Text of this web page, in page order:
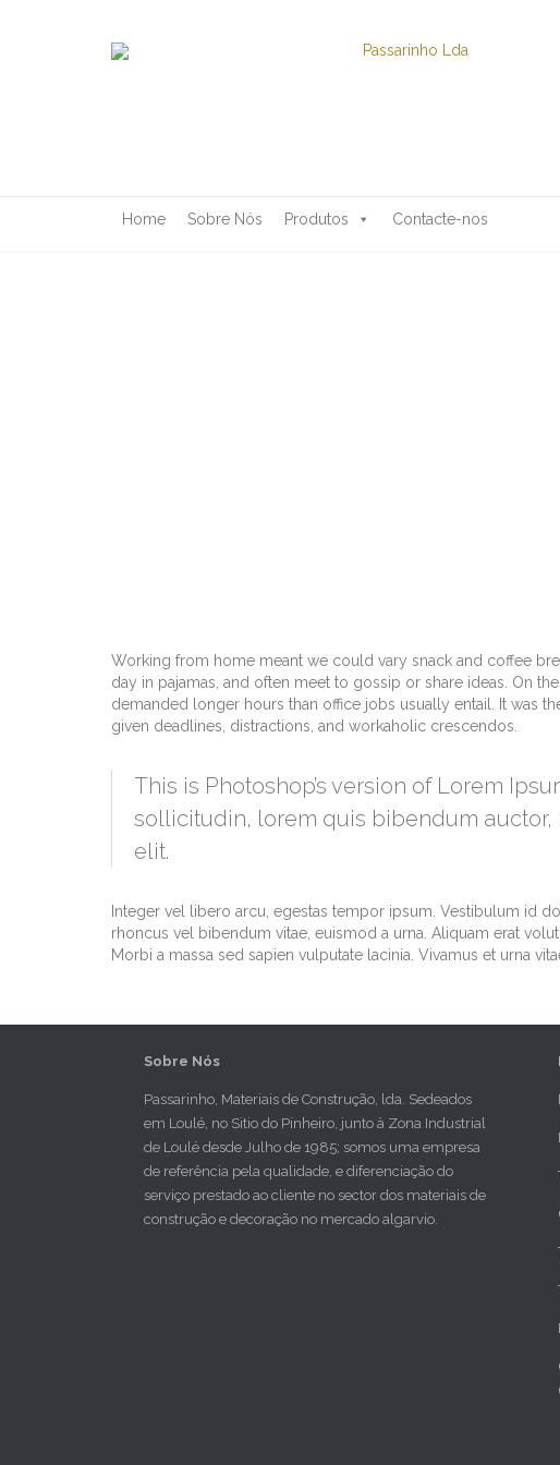
Home Sobre Nós Produtos Contacte-nos
Working from home meant we could vary snack and coffee
day in pajamas, and often meet to gossip or share ideas. On
demanded longer hours than office jobs usually entail. It was
given deadlines, distractions, and workaholic crescendos.
This is Photoshop’s version of Lorem
sollicitudin, lorem quis bibendum
elit.
Integer vel libero arcu, egestas tempor ipsum. Vestibulum id
rhoncus vel bibendum vitae, euismod a urna. Aliquam erat
Morbi a massa sed sapien vulputate lacinia. Vivamus et urna
Sobre Nós
Passarinho, Materiais de Construção, lda. Sedeados
em Loulé, no Sitio do Pinheiro, junto à Zona Industrial
de Loulé desde Julho de 1985; somos uma empresa
de referência pela qualidade, e diferenciação do
serviço prestado ao cliente no sector dos materiais de
construção e decoração no mercado algarvio.